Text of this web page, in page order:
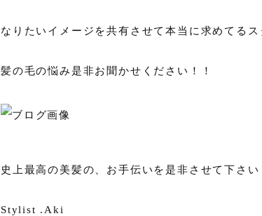
なりたいイメージを共有させて本当に求めてる
髪の毛の悩み是非お聞かせください！！
史上最高の美髪の、お手伝いを是非させて下さい
Stylist .Aki